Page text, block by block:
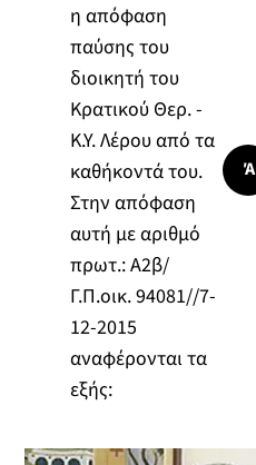
η απόφαση
παύσης του
διοικητή του
Κρατικού Θερ. -
Κ.Υ. Λέρου από τα
καθήκοντά του.
Στην απόφαση
αυτή με αριθμό
πρωτ.: Α2β/
Γ.Π.οικ. 94081//7-
12-2015
αναφέρονται τα
εξής:
Ά